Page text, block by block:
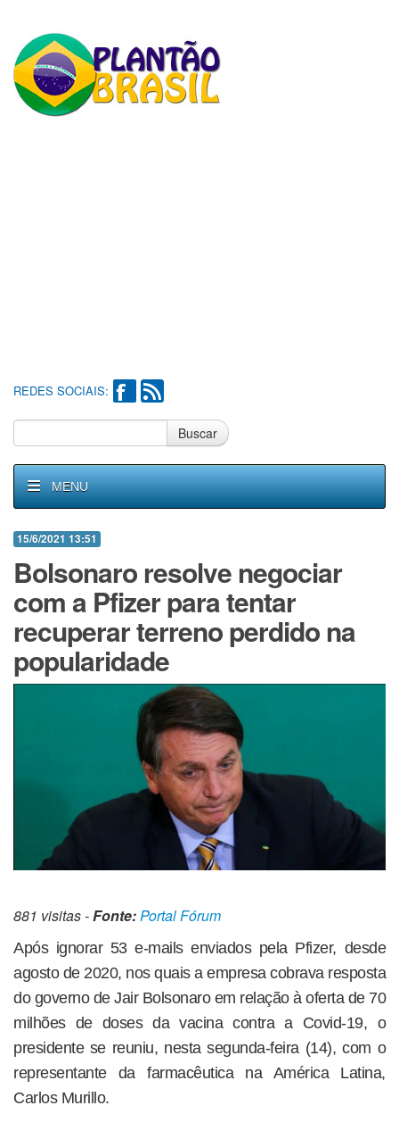
REDES SOCIAIS:
Buscar
MENU
15/6/2021 13:51
Bolsonaro resolve negociar
com a Pfizer para tentar
recuperar terreno perdido na
popularidade
881 visitas -Fonte:Portal Fórum
Após ignorar 53 e-mails enviados pela Pfizer, desde
agosto de 2020, nos quais a empresa cobrava resposta
do governo de Jair Bolsonaro em relação à oferta de 70
milhões de doses da vacina contra a Covid-19, o
presidente se reuniu, nesta segunda-feira (14), com o
representante da farmacêutica na América Latina,
Carlos Murillo.